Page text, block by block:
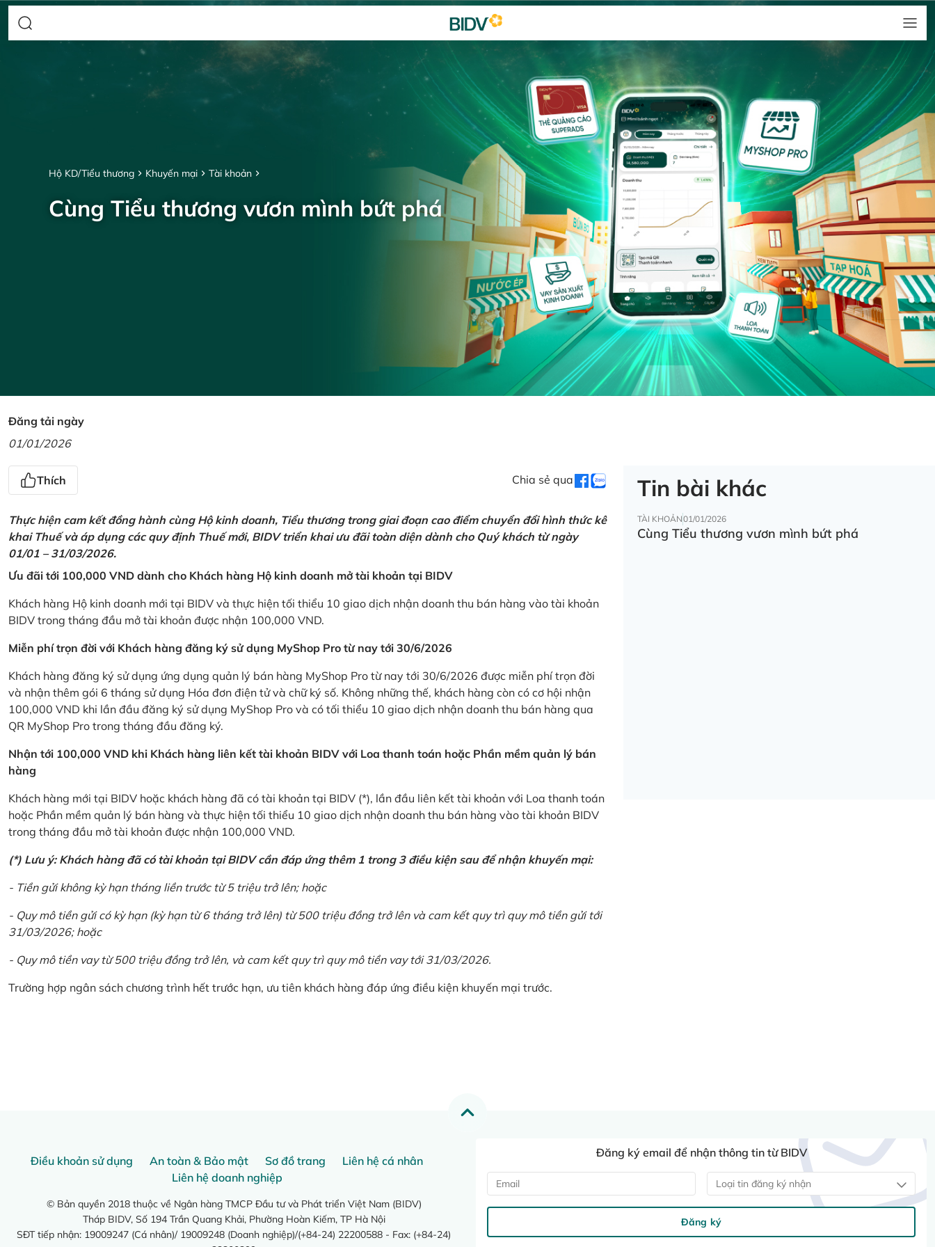
Hộ KD/Tiểu thương Khuyến mại Tài khoản
Cùng Tiểu thương vươn mình bứt phá
Đăng tải ngày
01/01/2026
Thích Chia sẻ qua
Thực hiện cam kết đồng hành cùng Hộ kinh doanh, Tiểu thương trong giai đoạn cao điểm chuyển đổi hình thức kê
khai Thuế và áp dụng các quy định Thuế mới, BIDV triển khai ưu đãi toàn diện dành cho Quý khách từ ngày
01/01 – 31/03/2026.
Ưu đãi tới 100,000 VND dành cho Khách hàng Hộ kinh doanh mở tài khoản tại BIDV
Khách hàng Hộ kinh doanh mới tại BIDV và thực hiện tối thiểu 10 giao dịch nhận doanh thu bán hàng vào tài khoản
BIDV trong tháng đầu mở tài khoản được nhận 100,000 VND.
Miễn phí trọn đời với Khách hàng đăng ký sử dụng MyShop Pro từ nay tới 30/6/2026
Khách hàng đăng ký sử dụng ứng dụng quản lý bán hàng MyShop Pro từ nay tới 30/6/2026 được miễn phí trọn đời
và nhận thêm gói 6 tháng sử dụng Hóa đơn điện tử và chữ ký số. Không những thế, khách hàng còn có cơ hội nhận
100,000 VND khi lần đầu đăng ký sử dụng MyShop Pro và có tối thiểu 10 giao dịch nhận doanh thu bán hàng qua
QR MyShop Pro trong tháng đầu đăng ký.
Nhận tới 100,000 VND khi Khách hàng liên kết tài khoản BIDV với Loa thanh toán hoặc Phần mềm quản lý bán
hàng
Khách hàng mới tại BIDV hoặc khách hàng đã có tài khoản tại BIDV (*), lần đầu liên kết tài khoản với Loa thanh toán
hoặc Phần mềm quản lý bán hàng và thực hiện tối thiểu 10 giao dịch nhận doanh thu bán hàng vào tài khoản BIDV
trong tháng đầu mở tài khoản được nhận 100,000 VND.
(*) Lưu ý: Khách hàng đã có tài khoản tại BIDV cần đáp ứng thêm 1 trong 3 điều kiện sau để nhận khuyến mại:
- Tiền gửi không kỳ hạn tháng liền trước từ 5 triệu trở lên; hoặc
- Quy mô tiền gửi có kỳ hạn (kỳ hạn từ 6 tháng trở lên) từ 500 triệu đồng trở lên và cam kết quy trì quy mô tiền gửi tới
31/03/2026; hoặc
- Quy mô tiền vay từ 500 triệu đồng trở lên, và cam kết quy trì quy mô tiền vay tới 31/03/2026.
Trường hợp ngân sách chương trình hết trước hạn, ưu tiên khách hàng đáp ứng điều kiện khuyến mại trước.
Tin bài khác
TÀI KHOẢN01/01/2026
Cùng Tiểu thương vươn mình bứt phá
Điều khoản sử dụng An toàn & Bảo mật Sơ đồ trang
Liên hệ cá nhân
Liên hệ doanh nghiệp
© Bản quyền 2018 thuộc về Ngân hàng TMCP Đầu tư và Phát triển Việt Nam (BIDV)
Tháp BIDV, Số 194 Trần Quang Khải, Phường Hoàn Kiếm, TP Hà Nội
SĐT tiếp nhận: 19009247 (Cá nhân)/ 19009248 (Doanh nghiệp)/(+84-24) 22200588 - Fax: (+84-24)
Đăng ký email để nhận thông tin từ BIDV
Loại tin đăng ký nhận
Đăng ký